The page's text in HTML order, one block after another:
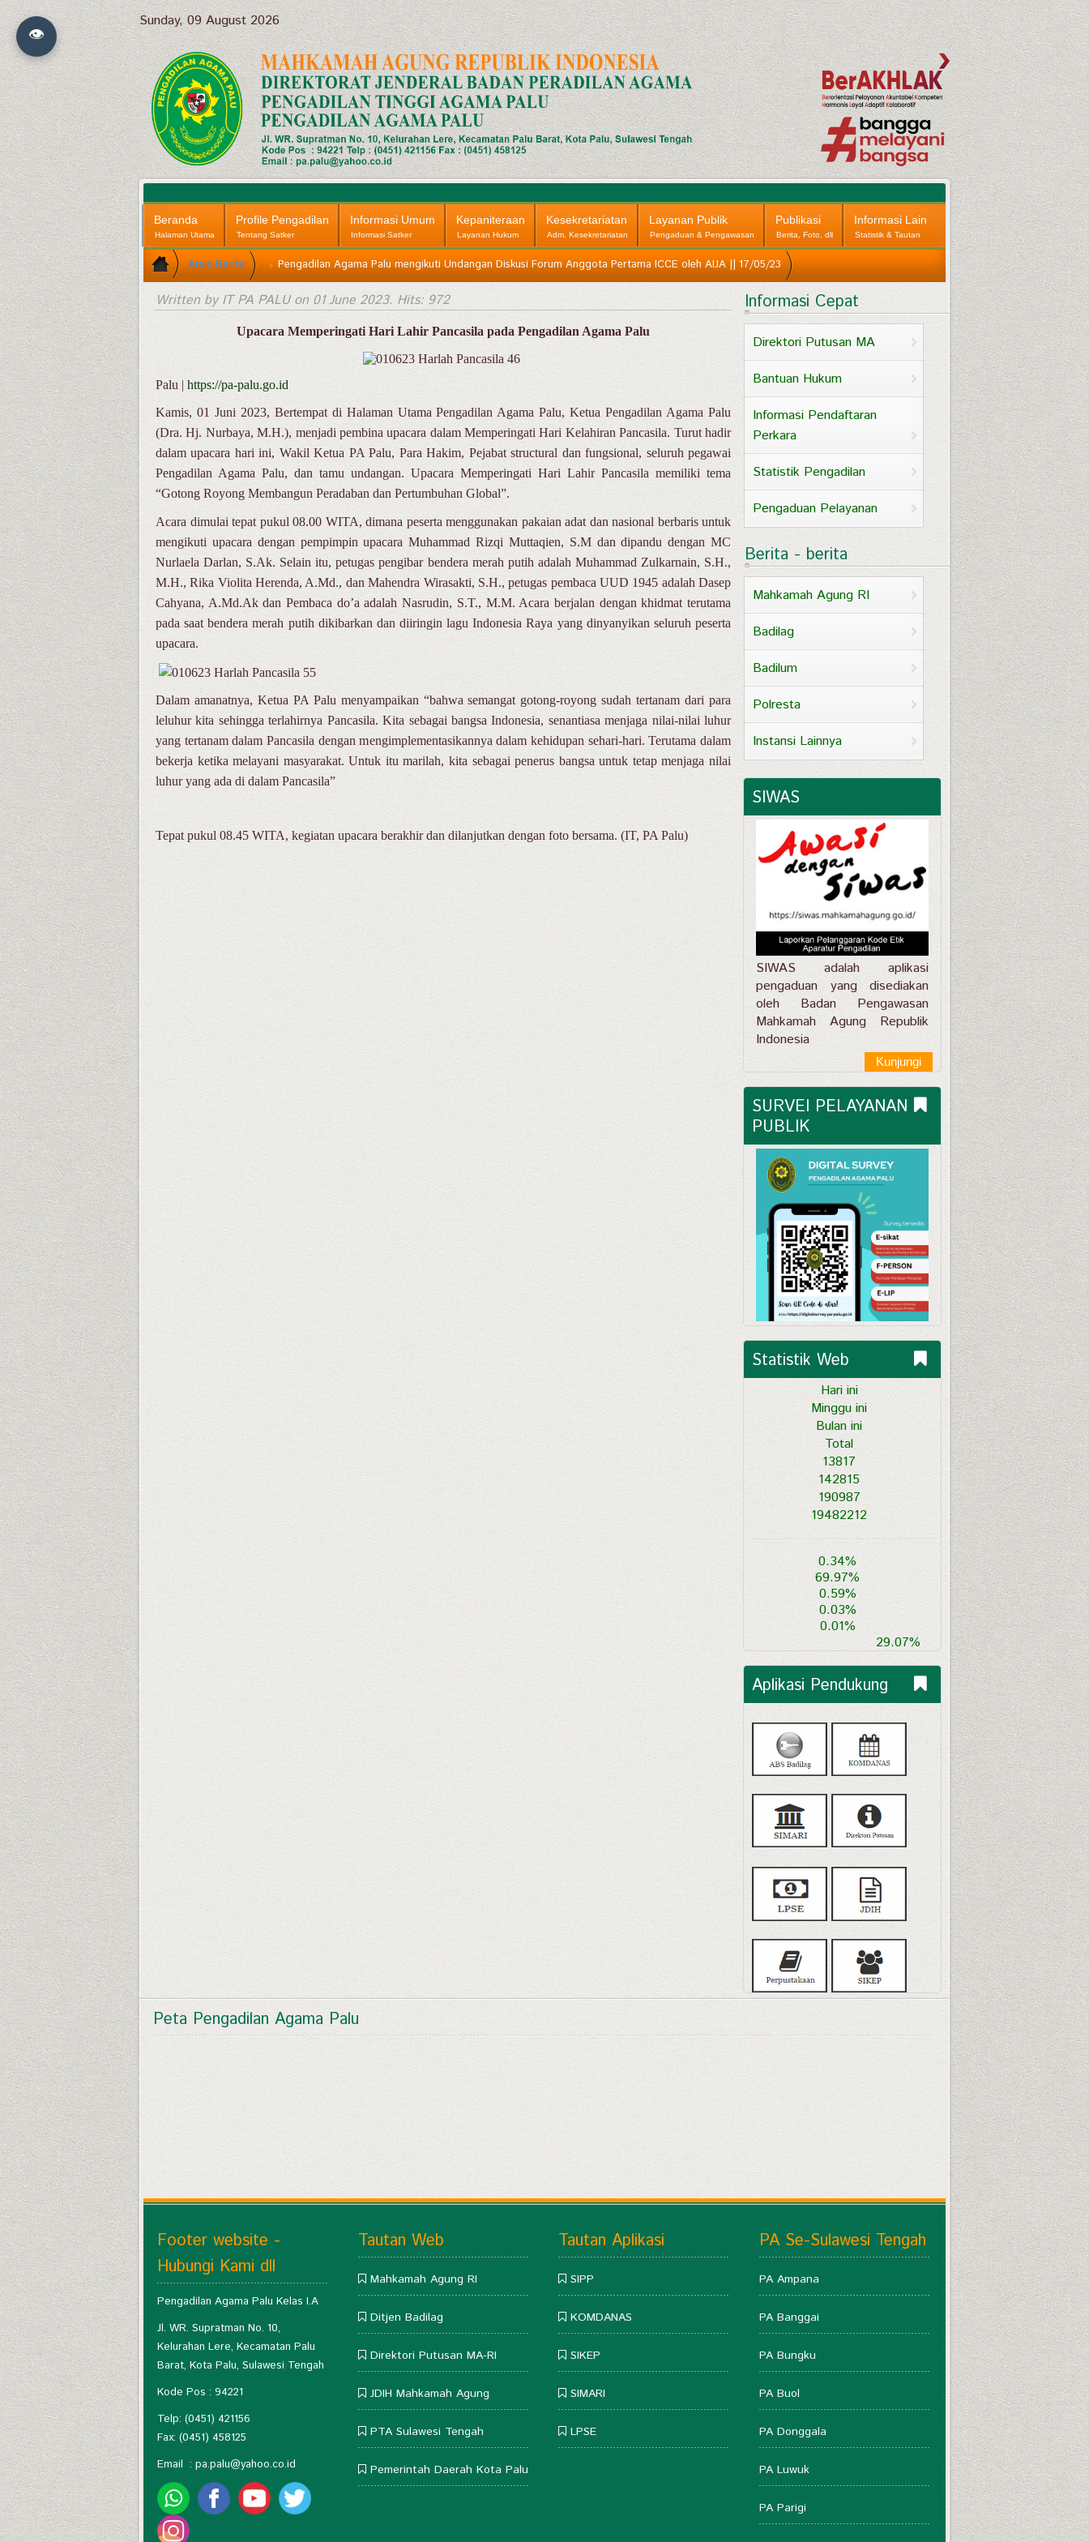
Sunday, 09 August 2026
Beranda
Halaman Utama
Profile Pengadilan
Tentang Satker
Informasi Umum
Informasi Satker
Kepaniteraan
Layanan Hukum
Kesekretariatan
Adm. Kesekretariatan
Layanan Publik
Pengaduan & Pengawasan
Publikasi
Berita, Foto, dll
Informasi Lain
Statistik & Tautan
Arsip Berita Pengadilan Agama Palu mengikuti Undangan Diskusi Forum Anggota Pertama ICCE oleh AIJA || 17/05/23
Written by IT PA PALU on 01 June 2023. Hits: 972
Upacara Memperingati Hari Lahir Pancasila pada Pengadilan Agama Palu
Palu | https://pa-palu.go.id
Kamis, 01 Juni 2023, Bertempat di Halaman Utama Pengadilan Agama Palu, Ketua Pengadilan Agama Palu
(Dra. Hj. Nurbaya, M.H.), menjadi pembina upacara dalam Memperingati Hari Kelahiran Pancasila. Turut hadir
dalam upacara hari ini, Wakil Ketua PA Palu, Para Hakim, Pejabat structural dan fungsional, seluruh pegawai
Pengadilan Agama Palu, dan tamu undangan. Upacara Memperingati Hari Lahir Pancasila memiliki tema
“Gotong Royong Membangun Peradaban dan Pertumbuhan Global”.
Acara dimulai tepat pukul 08.00 WITA, dimana peserta menggunakan pakaian adat dan nasional berbaris untuk
mengikuti upacara dengan pempimpin upacara Muhammad Rizqi Muttaqien, S.M dan dipandu dengan MC
Nurlaela Darlan, S.Ak. Selain itu, petugas pengibar bendera merah putih adalah Muhammad Zulkarnain, S.H.,
M.H., Rika Violita Herenda, A.Md., dan Mahendra Wirasakti, S.H., petugas pembaca UUD 1945 adalah Dasep
Cahyana, A.Md.Ak dan Pembaca do’a adalah Nasrudin, S.T., M.M. Acara berjalan dengan khidmat terutama
pada saat bendera merah putih dikibarkan dan diiringin lagu Indonesia Raya yang dinyanyikan seluruh peserta
upacara.
Dalam amanatnya, Ketua PA Palu menyampaikan “bahwa semangat gotong-royong sudah tertanam dari para
leluhur kita sehingga terlahirnya Pancasila. Kita sebagai bangsa Indonesia, senantiasa menjaga nilai-nilai luhur
yang tertanam dalam Pancasila dengan mengimplementasikannya dalam kehidupan sehari-hari. Terutama dalam
bekerja ketika melayani masyarakat. Untuk itu marilah, kita sebagai penerus bangsa untuk tetap menjaga nilai
luhur yang ada di dalam Pancasila”
Tepat pukul 08.45 WITA, kegiatan upacara berakhir dan dilanjutkan dengan foto bersama. (IT, PA Palu)
Informasi Cepat
Direktori Putusan MA
Bantuan Hukum
Informasi Pendaftaran
Perkara
Statistik Pengadilan
Pengaduan Pelayanan
Berita - berita
Mahkamah Agung RI
Badilag
Badilum
Polresta
Instansi Lainnya
SIWAS
SIWAS adalah aplikasi
pengaduan yang disediakan
oleh Badan Pengawasan
Mahkamah Agung Republik
Indonesia
Kunjungi
SURVEI PELAYANAN
PUBLIK
Statistik Web
Hari ini
Minggu ini
Bulan ini
Total
13817
142815
190987
19482212
0.34%
69.97%
0.59%
0.03%
0.01%
29.07%
Aplikasi Pendukung
Peta Pengadilan Agama Palu
Footer website -
Hubungi Kami dll
Pengadilan Agama Palu Kelas I.A
Jl. WR. Supratman No. 10,
Kelurahan Lere, Kecamatan Palu
Barat, Kota Palu, Sulawesi Tengah
Kode Pos : 94221
Telp: (0451) 421156
Fax: (0451) 458125
Email : pa.palu@yahoo.co.id
Tautan Web
Mahkamah Agung RI
Ditjen Badilag
Direktori Putusan MA-RI
JDIH Mahkamah Agung
PTA Sulawesi Tengah
Pemerintah Daerah Kota Palu
Tautan Aplikasi
SIPP
KOMDANAS
SIKEP
SIMARI
LPSE
PA Se-Sulawesi Tengah
PA Ampana
PA Banggai
PA Bungku
PA Buol
PA Donggala
PA Luwuk
PA Parigi
👁